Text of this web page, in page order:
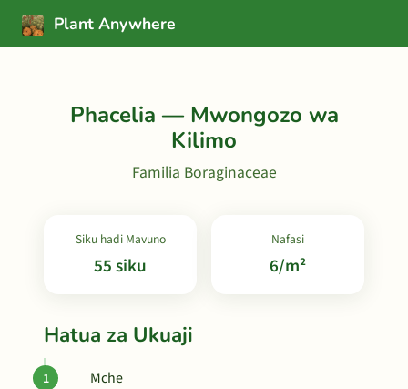
Plant Anywhere
Phacelia — Mwongozo wa
Kilimo
Familia Boraginaceae
Siku hadi Mavuno
55 siku
Nafasi
6/m²
Hatua za Ukuaji
Mche